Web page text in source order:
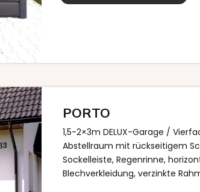
PORTO
1,5-2×3m DELUX-Garage /
Abstellraum mit rückseitigem
Sockelleiste, Regenrinne,
Blechverkleidung, verzinkte